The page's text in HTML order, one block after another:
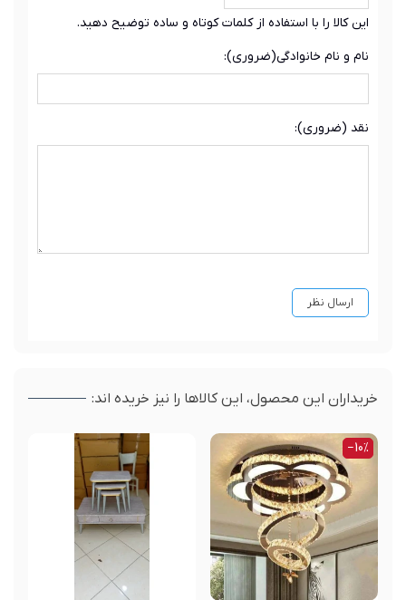
این کالا را با استفاده از کلمات کوتاه و ساده توضیح دهید.
نام و نام خانوادگی(ضروری):
نقد (ضروری):
خریداران این محصول، این کالاها را نیز خریده اند:
‎−10%